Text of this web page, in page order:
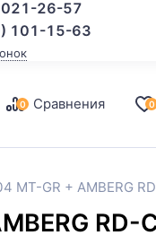
26-57
101-15-63
0 Сравнения 0
MT-GR + AMBERG
RD-